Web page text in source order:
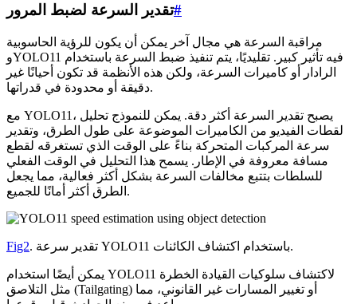
تقدير السرعة لضبط المرور#
مراقبة السرعة هي مجال آخر يمكن أن يكون للرؤية الحاسوبية
وYOLO11 فيه تأثير كبير. تقليديًا، يتم تنفيذ ضبط السرعة باستخدام
الرادار أو كاميرات السرعة، ولكن هذه الأنظمة قد تكون أحيانًا غير
دقيقة أو محدودة في قدراتها.
مع YOLO11، يصبح تقدير السرعة أكثر دقة. يمكن للنموذج تحليل
لقطات الفيديو من الكاميرات الموضوعة على طول الطرق، وتقدير
سرعة المركبات المتحركة بناءً على الوقت الذي تستغرقه لقطع
مسافة معروفة في الإطار. يسمح هذا التحليل في الوقت الفعلي
للسلطات بتتبع مخالفات السرعة بشكل أكثر فعالية، مما يجعل
الطرق أكثر أمانًا للجميع.
Fig2 . تقدير سرعة YOLO11 باستخدام اكتشاف الكائنات.
يمكن أيضًا استخدام YOLO11 لاكتشاف سلوكيات القيادة الخطرة
مثل التلاصق (Tailgating) أو تغيير المسارات غير القانوني، مما